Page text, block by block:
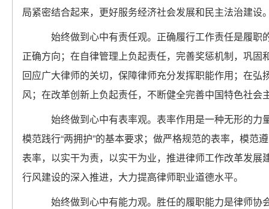
局紧密结合起来，更好服务经济社会发展和民主法治建设
始终做到心中有责任观。正确履行工作责任是履职
正确方向；在自律管理上负起责任，完善奖惩机制，巩
回应广大律师的关切，保障律师充分发挥职能作用；在
风；在改革创新上负起责任，不断健全完善中国特色社会
始终做到心中有表率观。表率作用是一种无形的力
模范践行“两拥护”的基本要求；做严格规范的表率，模范
表率，以实干为责，以实干为业，推进律师工作改革发
行风建设的深入推进，大力提高律师职业道德水平。
始终做到心中有能力观。胜任的履职能力是律师协